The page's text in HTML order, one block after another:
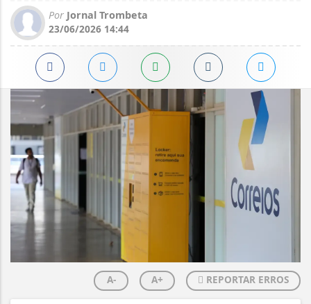
Por Jornal Trombeta
23/06/2026 14:44
A- A+ REPORTAR ERROS